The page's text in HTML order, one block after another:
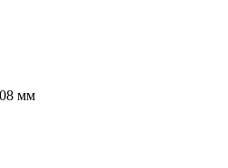
мм